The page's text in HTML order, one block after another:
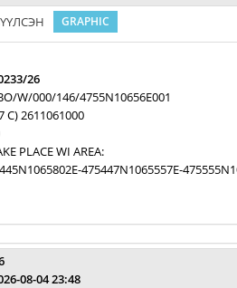
GRAPHIC
26
W/000/146/4755N10656E001
C) 2611061000
PLACE WI AREA:
475447N1065557E-
08-04 23:48